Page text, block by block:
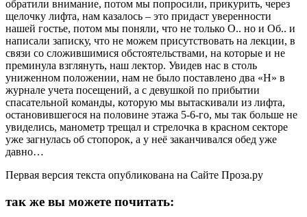
обратили внимание, потом мы попросили, прикурить, через
щелочку лифта, нам казалось – это придаст уверенности
нашей гостье, потом мы поняли, что не только О.. но и Об.. и
написали записку, что не можем присутствовать на лекции, в
связи со сложившимися обстоятельствами, на которые и не
преминула взглянуть, наш лектор. Увидев нас в столь
униженном положении, нам не было поставлено два «Н» в
журнале учета посещений, а с девушкой по прибытии
спасательной команды, которую мы вытаскивали из лифта,
остановившегося на половине этажа 5-6-го, мы так больше не
увиделись, манометр трещал и стрелочка в красном секторе
уже загнулась об стопорок, а у неё заканчивался обед уже
давно…
Первая версия текста опубликована на Сайте Проза.ру
так же вы можете почитать: